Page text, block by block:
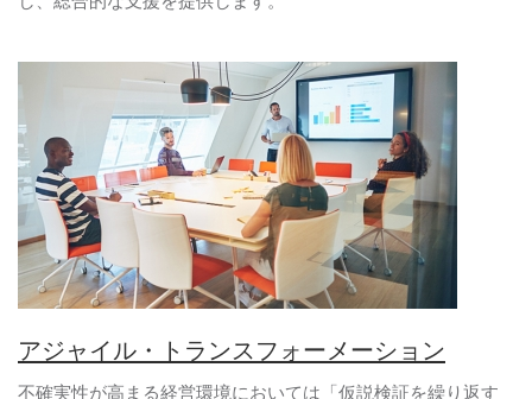
アジャイル・トランスフォーメーション
不確実性が高まる経営環境においては「仮説検証を繰り返す